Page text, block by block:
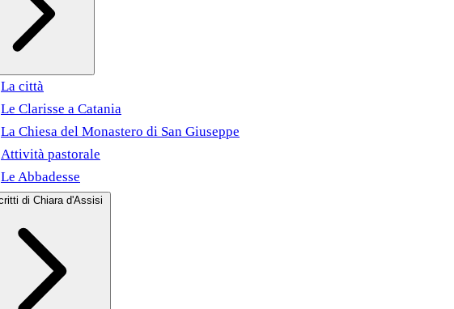
La città
Le Clarisse a Catania
La Chiesa del Monastero di San Giuseppe
Attività pastorale
Le Abbadesse